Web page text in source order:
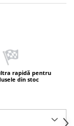
rapidă pentru
din stoc